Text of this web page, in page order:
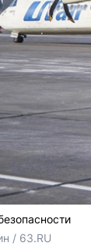
/ 63.RU